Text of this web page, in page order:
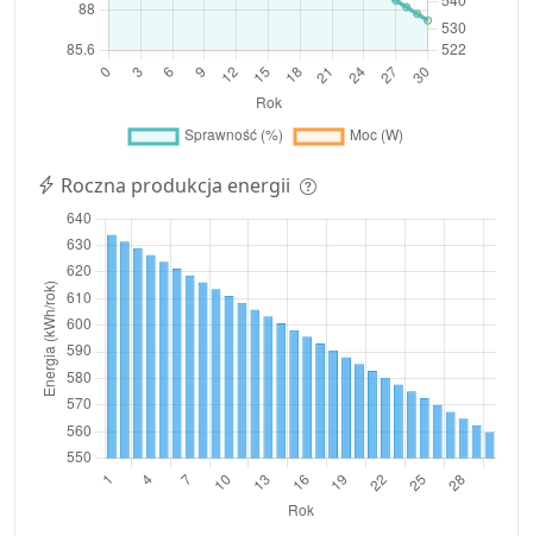
Roczna produkcja energii